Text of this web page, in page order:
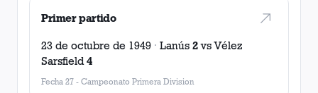
Primer partido
23 de octubre de 1949 · Lanús 2vs Vélez
Sarsfield 4
Fecha 27 - Campeonato Primera Division